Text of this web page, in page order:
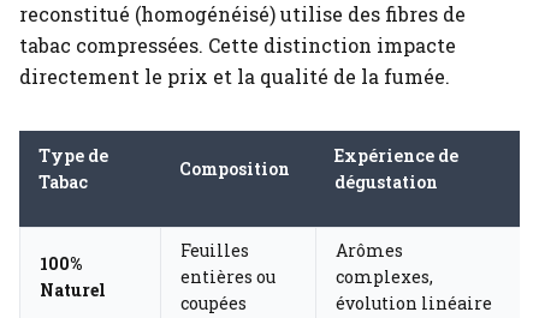
reconstitué (homogénéisé) utilise des fibres de
tabac compressées. Cette distinction impacte
directement le prix et la qualité de la fumée.
Type de
Tabac
Composition
Expérience de
dégustation
100%
Naturel
Feuilles
entières ou
coupées
Arômes
complexes,
évolution linéaire